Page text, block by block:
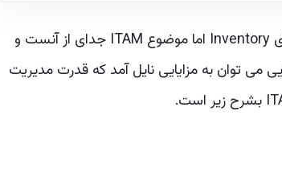
تهیه یک مخزن از دارایی ها با هر ابزاری میسر است نظیر برنامه های Inventory اما موضوع ITAM جدای از آنست و
می توان به مزایایی نایل آمد که قدرت مدیریت